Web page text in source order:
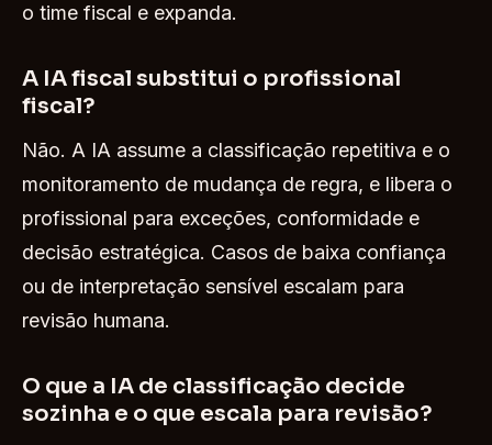
o time fiscal e expanda.
A IA fiscal substitui o profissional
fiscal?
Não. A IA assume a classificação repetitiva e o
monitoramento de mudança de regra, e libera o
profissional para exceções, conformidade e
decisão estratégica. Casos de baixa confiança
ou de interpretação sensível escalam para
revisão humana.
O que a IA de classificação decide
sozinha e o que escala para revisão?